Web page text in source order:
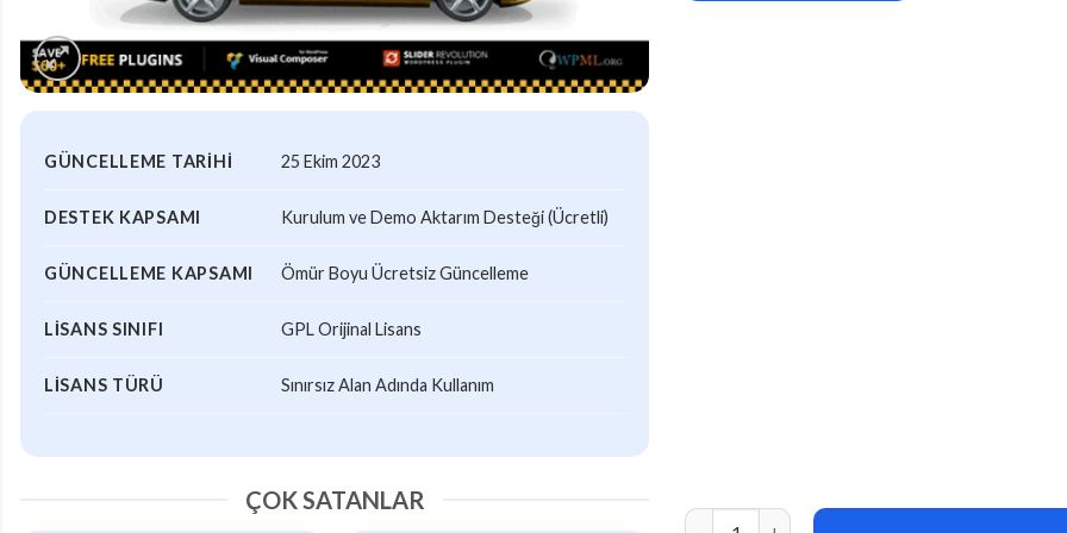
GÜNCELLEME TARIHI 25 Ekim 2023
DESTEK KAPSAMI Kurulum ve Demo Aktarım Desteği (Ücretli)
GÜNCELLEME KAPSAMI Ömür Boyu Ücretsiz Güncelleme
LISANS SINIFI GPL Orijinal Lisans
LISANS TÜRÜ Sınırsız Alan Adında Kullanım
ÇOK SATANLAR
CityCab v3.5.3 – Taxi Company WordPress